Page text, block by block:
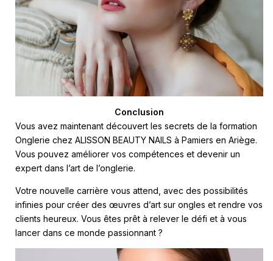
Conclusion
Vous avez maintenant découvert les secrets de la formation
Onglerie chez ALISSON BEAUTY NAILS à Pamiers en Ariège.
Vous pouvez améliorer vos compétences et devenir un
expert dans l’art de l’onglerie.
Votre nouvelle carrière vous attend, avec des possibilités
infinies pour créer des œuvres d’art sur ongles et rendre vos
clients heureux. Vous êtes prêt à relever le défi et à vous
lancer dans ce monde passionnant ?